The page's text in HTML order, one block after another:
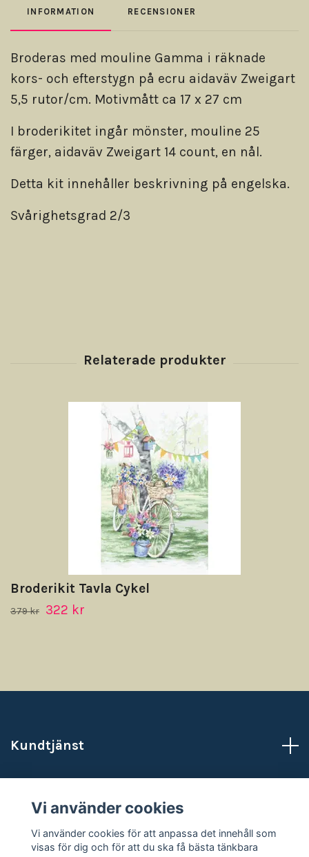
INFORMATION RECENSIONER
Broderas med mouline Gamma i räknade
kors- och efterstygn på ecru aidaväv Zweigart
5,5 rutor/cm. Motivmått ca 17 x 27 cm
I broderikitet ingår mönster, mouline 25
färger, aidaväv Zweigart 14 count, en nål.
Detta kit innehåller beskrivning på engelska.
Svårighetsgrad 2/3
Broderikit Tavla Cykel
379 kr 322 kr
Kundtjänst
Sociala medier
Vi använder cookies
Vi använder cookies för att anpassa det innehåll som
visas för dig och för att du ska få bästa tänkbara